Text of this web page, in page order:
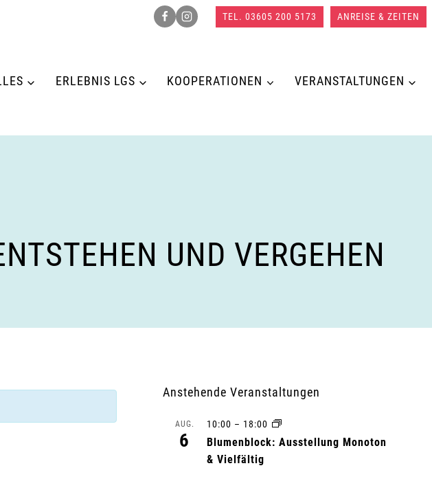
TEL. 03605 200 5173 ANREISE & ZEITEN
ERLEBNIS LGS KOOPERATIONEN VERANSTALTUNGEN
UND VERGEHEN
Anstehende Veranstaltungen
AUG.
6
10:00 – 18:00
Blumenblock: Ausstellung Monoton
& Vielfältig